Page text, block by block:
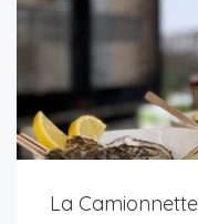
La Camionnette